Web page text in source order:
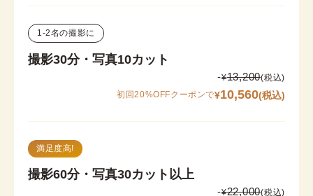
1-2名の撮影に
撮影30分・写真10カット
-¥13,200(税込)
初回20%OFFクーポンで¥10,560(税込)
満足度高!
撮影60分・写真30カット以上
-¥22,000(税込)